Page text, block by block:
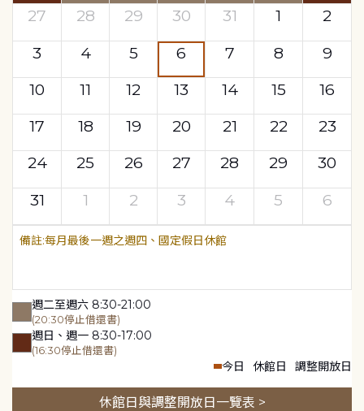
27 28 29 30 31 1
2
3
4 5 6 7 8
9
10
11 12 13 14 15
16
17
18 19 20 21 22
23
24
25 26 27 28 29
30
31
1 2 3 4 5 6
每月最後一週之週四、國定假日休館
週二至週六 8:30-21:00
(20:30停止借還書)
週日、週一 8:30-17:00
(16:30停止借還書)
今日 休館日 調整開放日
休館日與調整開放日一覽表 >